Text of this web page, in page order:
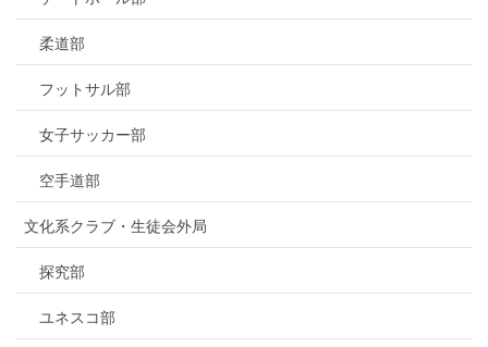
柔道部
フットサル部
女子サッカー部
空手道部
文化系クラブ・生徒会外局
探究部
ユネスコ部